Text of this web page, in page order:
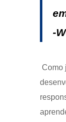
-
Como